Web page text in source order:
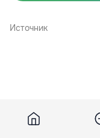
Источник